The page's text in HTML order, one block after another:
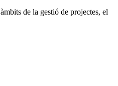
de la gestió de projectes, el